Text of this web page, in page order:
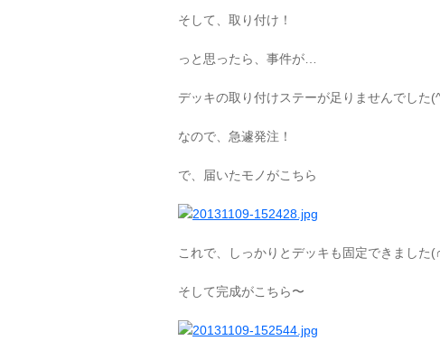
そして、取り付け！
っと思ったら、事件が…
デッキの取り付けステーが足りませんでした
なので、急遽発注！
で、届いたモノがこちら
これで、しっかりとデッキも固定できました
そして完成がこちら〜